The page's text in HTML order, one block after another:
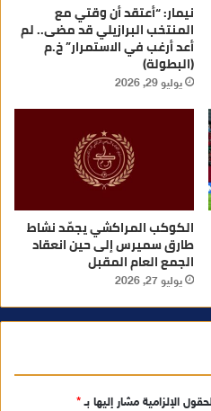
نيمار: “أعتقد أن وقتي مع
المنتخب البرازيلي قد مضى.. لم
أعد أرغب في الاستمرار” خ.م
(البطولة)
يوليو 29, 2026
الكوكب المراكشي يجمّد نشاط
طارق سميرس إلى حين انعقاد
الجمع العام المقبل
يوليو 27, 2026
الإلزامية مشار إليها بـ*